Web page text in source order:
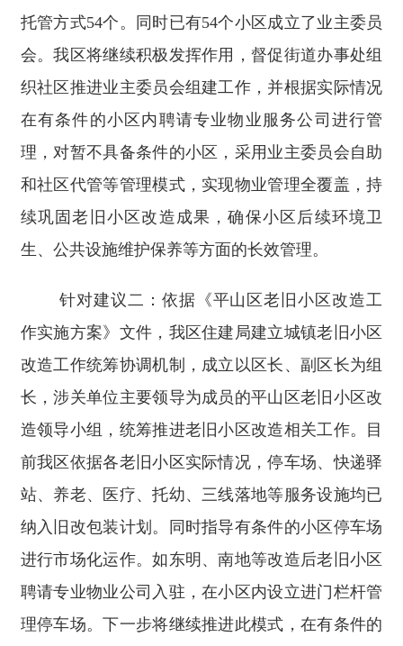
托管方式54个。同时已有54个小区成立了业主委员
会。我区将继续积极发挥作用，督促街道办事处组
织社区推进业主委员会组建工作，并根据实际情况
在有条件的小区内聘请专业物业服务公司进行管
理，对暂不具备条件的小区，采用业主委员会自助
和社区代管等管理模式，实现物业管理全覆盖，持
续巩固老旧小区改造成果，确保小区后续环境卫
生、公共设施维护保养等方面的长效管理。
针对建议二：依据《平山区老旧小区改造工
作实施方案》文件，我区住建局建立城镇老旧小区
改造工作统筹协调机制，成立以区长、副区长为组
长，涉关单位主要领导为成员的平山区老旧小区改
造领导小组，统筹推进老旧小区改造相关工作。目
前我区依据各老旧小区实际情况，停车场、快递驿
站、养老、医疗、托幼、三线落地等服务设施均已
纳入旧改包装计划。同时指导有条件的小区停车场
进行市场化运作。如东明、南地等改造后老旧小区
聘请专业物业公司入驻，在小区内设立进门栏杆管
理停车场。下一步将继续推进此模式，在有条件的